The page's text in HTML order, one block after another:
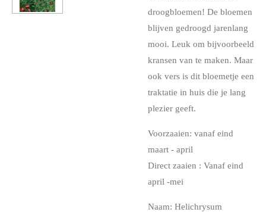
droogbloemen! De bloemen
blijven gedroogd jarenlang
mooi. Leuk om bijvoorbeeld
kransen van te maken. Maar
ook vers is dit bloemetje een
traktatie in huis die je lang
plezier geeft.
Voorzaaien: vanaf eind
maart - april
Direct zaaien : Vanaf eind
april -mei
Naam: Helichrysum